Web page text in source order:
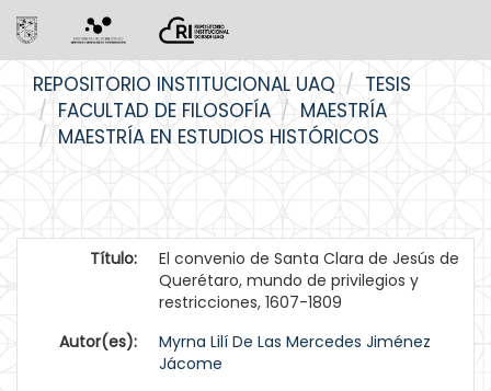
navigation
REPOSITORIO INSTITUCIONAL UAQ
TESIS
FACULTAD DE FILOSOFÍA
MAESTRÍA
MAESTRÍA EN ESTUDIOS HISTÓRICOS
Título:
El convenio de Santa Clara de Jesús de
Querétaro, mundo de privilegios y
restricciones, 1607-1809
Autor(es):
Myrna Lilí De Las Mercedes Jiménez
Jácome